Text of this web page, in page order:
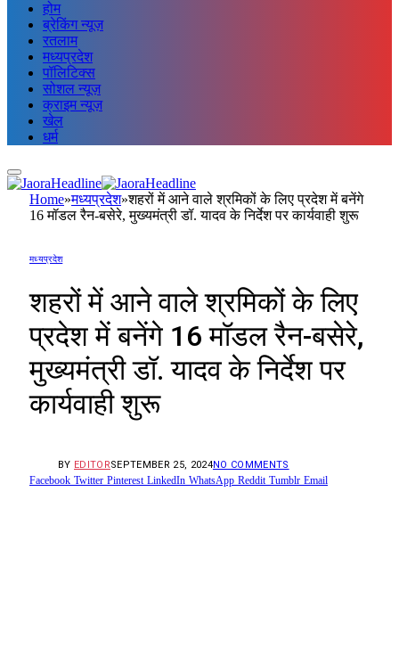
होम
ब्रेकिंग न्यूज़
रतलाम
मध्यप्रदेश
पॉलिटिक्स
सोशल न्यूज़
क्राइम न्यूज़
खेल
धर्म
Home»मध्यप्रदेश»शहरों में आने वाले श्रमिकों के लिए प्रदेश में बनेंगे
16 मॉडल रैन-बसेरे, मुख्यमंत्री डॉ. यादव के निर्देश पर कार्यवाही शुरू
मध्यप्रदेश
शहरों में आने वाले श्रमिकों के लिए
प्रदेश में बनेंगे 16 मॉडल रैन-बसेरे,
मुख्यमंत्री डॉ. यादव के निर्देश पर
कार्यवाही शुरू
BY EDITORSEPTEMBER 25, 2024NO COMMENTS
Facebook Twitter Pinterest LinkedIn WhatsApp Reddit Tumblr Email